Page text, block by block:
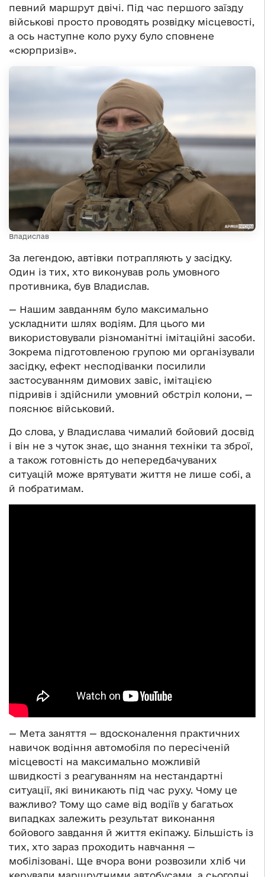
певний маршрут двічі. Під час першого заїзду
військові просто проводять розвідку місцевості,
а ось наступне коло руху було сповнене
«сюрпризів».
Владислав
За легендою, автівки потрапляють у засідку.
Один із тих, хто виконував роль умовного
противника, був Владислав.
— Нашим завданням було максимально
ускладнити шлях водіям. Для цього ми
використовували різноманітні імітаційні засоби.
Зокрема підготовленою групою ми організували
засідку, ефект несподіванки посилили
застосуванням димових завіс, імітацією
підривів і здійснили умовний обстріл колони, —
пояснює військовий.
До слова, у Владислава чималий бойовий досвід
і він не з чуток знає, що знання техніки та зброї,
а також готовність до непередбачуваних
ситуацій може врятувати життя не лише собі, а
й побратимам.
— Мета заняття — вдосконалення практичних
навичок водіння автомобіля по пересіченій
місцевості на максимально можливій
швидкості з реагуванням на нестандартні
ситуації, які виникають під час руху. Чому це
важливо? Тому що саме від водіїв у багатьох
випадках залежить результат виконання
бойового завдання й життя екіпажу. Більшість із
тих, хто зараз проходить навчання —
мобілізовані. Ще вчора вони розвозили хліб чи